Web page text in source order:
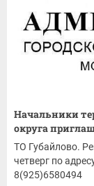
Начальники
округа
ТО Губайлово.
четверг по
8(925)6580494